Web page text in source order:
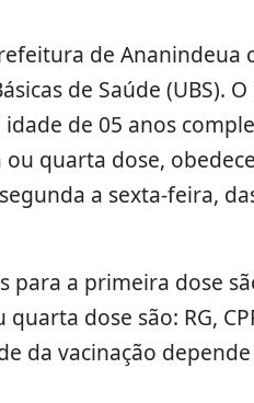
de Ananindeua
de Saúde (UBS).
de 05 anos
quarta dose,
a sexta-feira,
a primeira dose
dose são: RG,
da vacinação